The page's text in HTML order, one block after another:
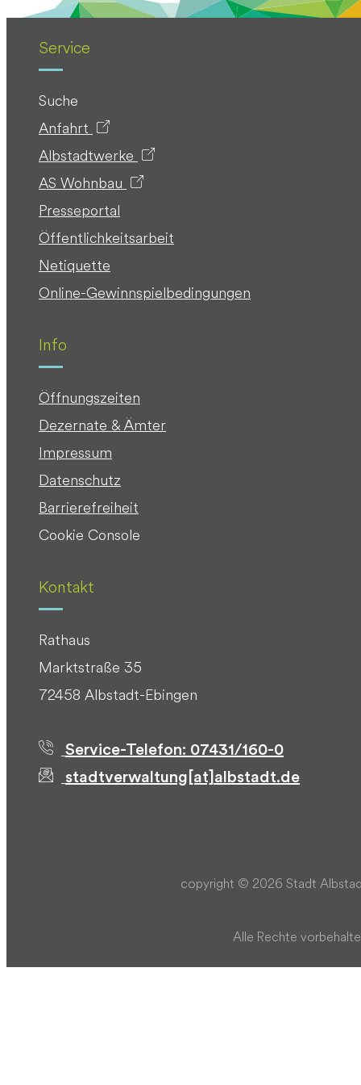
Service
Suche
Anfahrt
Albstadtwerke
AS Wohnbau
Presseportal
Öffentlichkeitsarbeit
Netiquette
Online-Gewinnspielbedingungen
Info
Öffnungszeiten
Dezernate & Ämter
Impressum
Datenschutz
Barrierefreiheit
Cookie Console
Kontakt
Rathaus
Marktstraße 35
72458 Albstadt-Ebingen
Service-Telefon: 07431/160-0
stadtverwaltung[at]albstadt.de
copyright © 2026 Stadt
Alle Rechte